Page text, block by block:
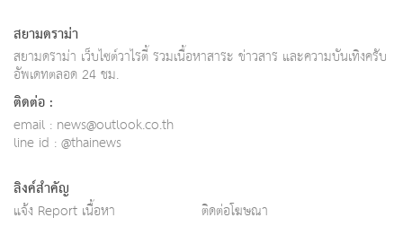
สยามดราม่า
สยามดราม่า เว็บไซต์วาไรตี้ รวมเนื้อหาสาระ ข่าวสาร และความบันเทิงครับ
อัพเดทตลอด 24 ชม.
ติดต่อ :
email : news@outlook.co.th
line id : @thainews
ลิงค์สำคัญ
แจ้ง Report เนื้อหา ติดต่อโฆษณา